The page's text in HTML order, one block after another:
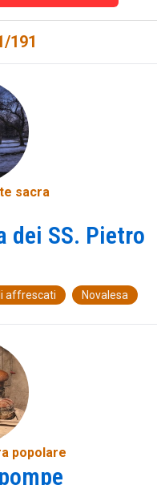
191
sacra
dei SS. Pietro
affrescati Novalesa
popolare